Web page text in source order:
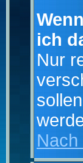
ich
Nur
Nach